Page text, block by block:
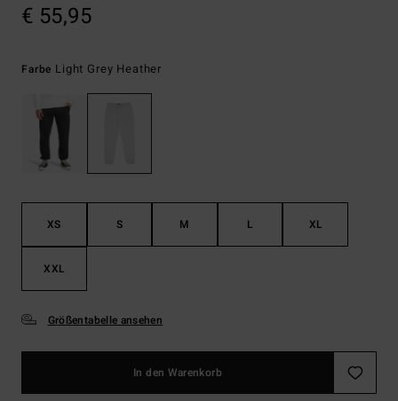
€ 55,95
Farbe Light Grey Heather
XS S M L XL
XXL
Größentabelle ansehen
In den Warenkorb